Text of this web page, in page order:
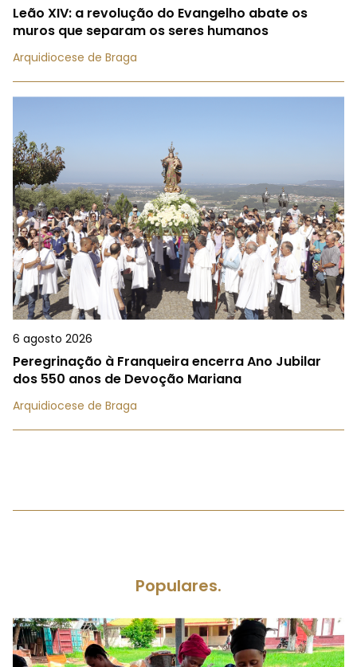
Leão XIV: a revolução do Evangelho abate os
muros que separam os seres humanos
Arquidiocese de Braga
6 agosto 2026
Peregrinação à Franqueira encerra Ano Jubilar
dos 550 anos de Devoção Mariana
Arquidiocese de Braga
Populares.